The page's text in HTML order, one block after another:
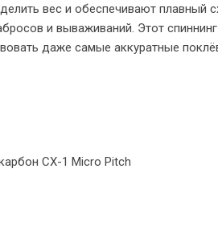
вес и обеспечивают плавный
и вываживаний. Этот
даже самые аккуратные
CX-1 Micro Pitch